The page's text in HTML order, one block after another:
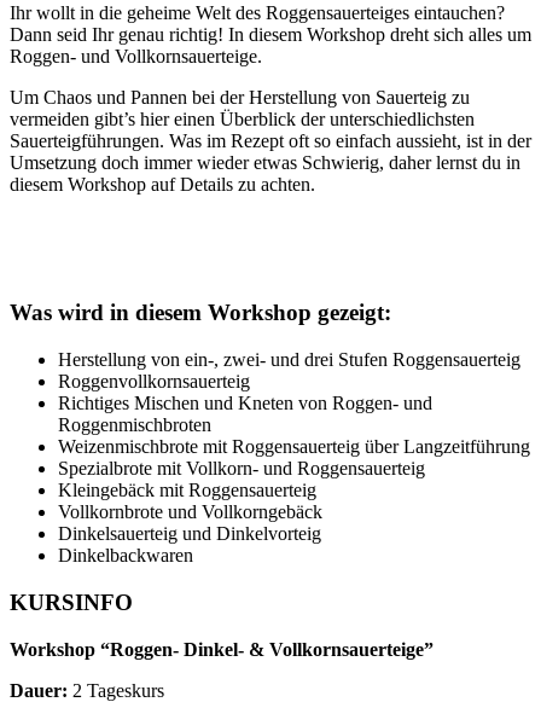
Ihr wollt in die geheime Welt des Roggensauerteiges eintauchen?
Dann seid Ihr genau richtig! In diesem Workshop dreht sich alles um
Roggen- und Vollkornsauerteige.
Um Chaos und Pannen bei der Herstellung von Sauerteig zu
vermeiden gibt’s hier einen Überblick der unterschiedlichsten
Sauerteigführungen. Was im Rezept oft so einfach aussieht, ist in der
Umsetzung doch immer wieder etwas Schwierig, daher lernst du in
diesem Workshop auf Details zu achten.
Was wird in diesem Workshop gezeigt:
Herstellung von ein-, zwei- und drei Stufen Roggensauerteig
Roggenvollkornsauerteig
Richtiges Mischen und Kneten von Roggen- und
Roggenmischbroten
Weizenmischbrote mit Roggensauerteig über Langzeitführung
Spezialbrote mit Vollkorn- und Roggensauerteig
Kleingebäck mit Roggensauerteig
Vollkornbrote und Vollkorngebäck
Dinkelsauerteig und Dinkelvorteig
Dinkelbackwaren
KURSINFO
Workshop “Roggen- Dinkel- & Vollkornsauerteige”
Dauer: 2 Tageskurs